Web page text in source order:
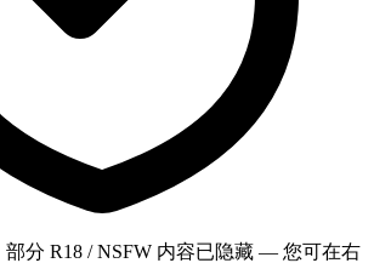
部分 R18 / NSFW 内容已隐藏 — 您可在右